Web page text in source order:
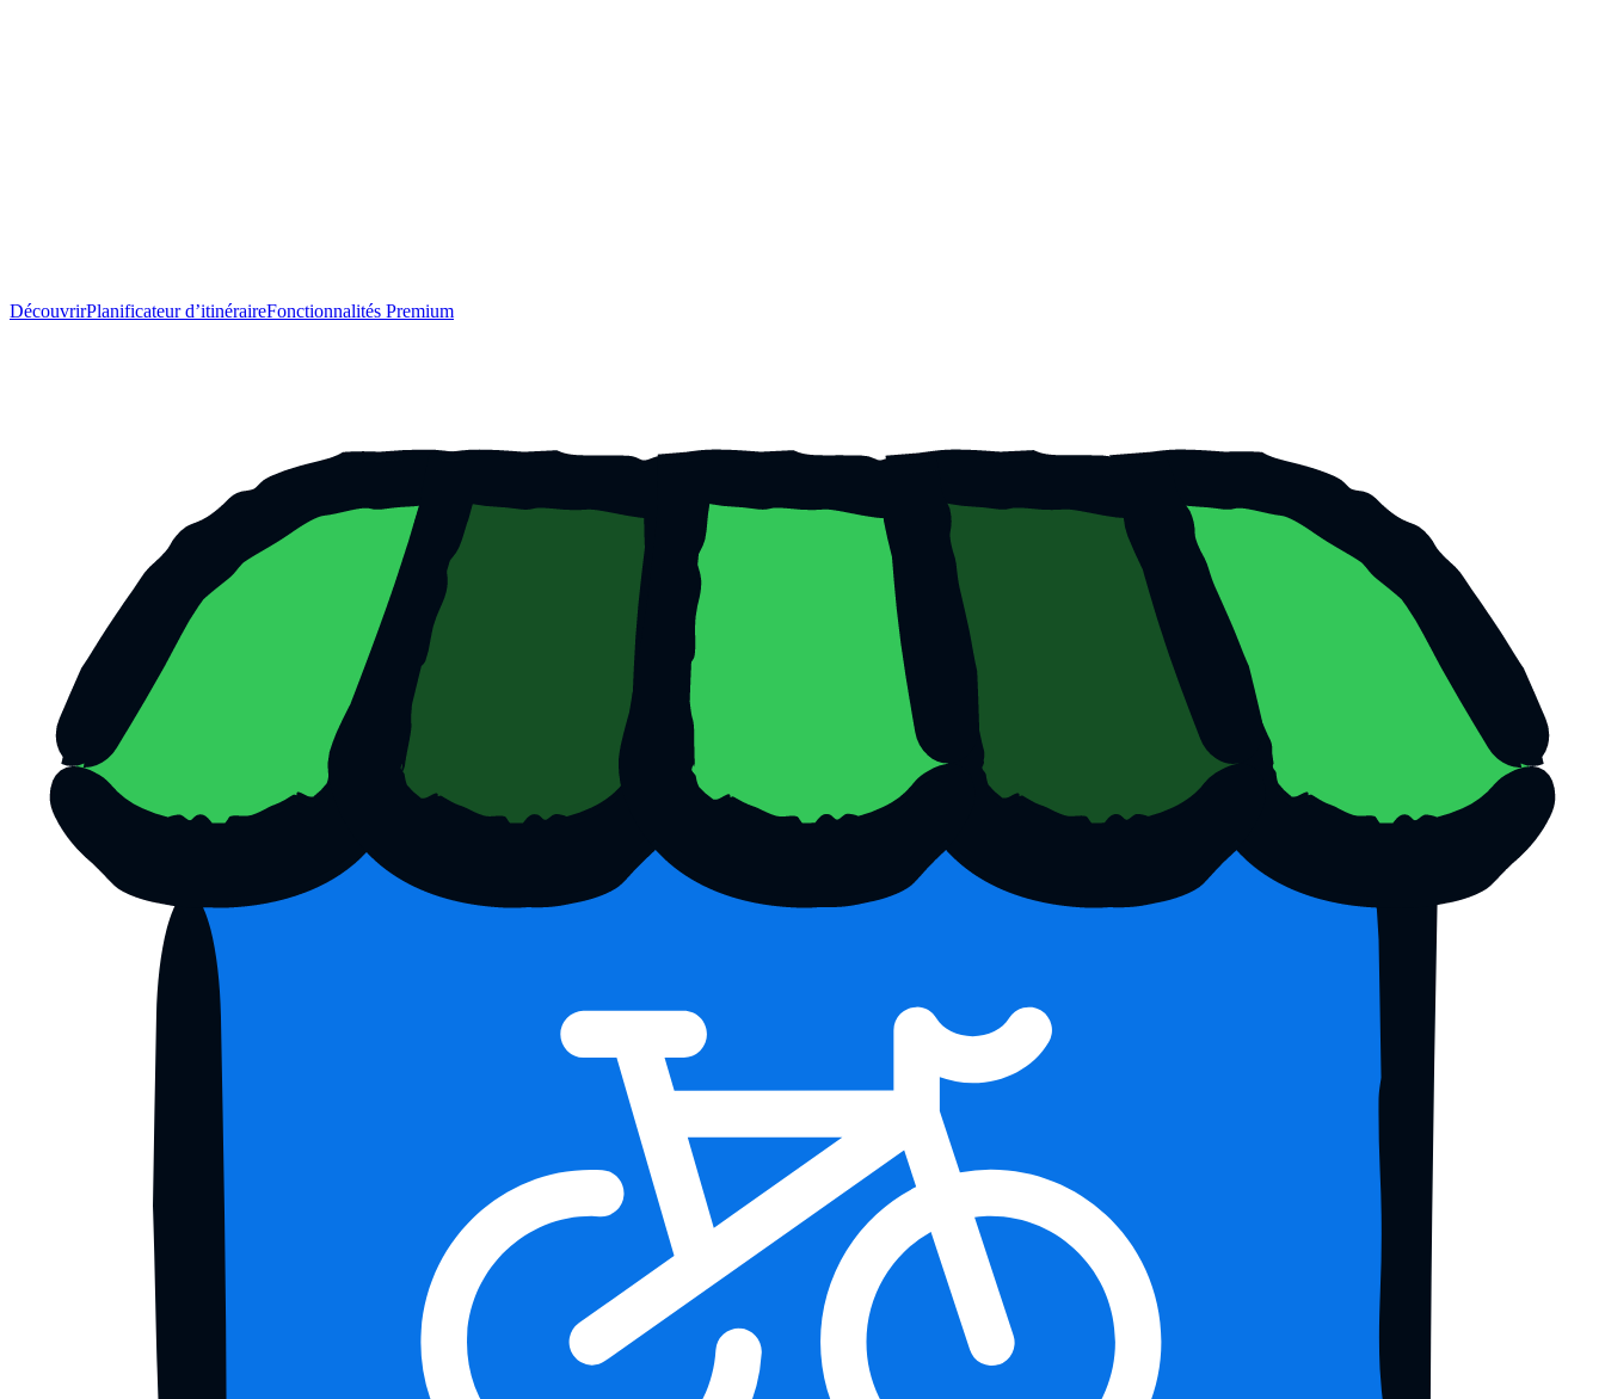
DécouvrirPlanificateur d’itinéraireFonctionnalités Premium